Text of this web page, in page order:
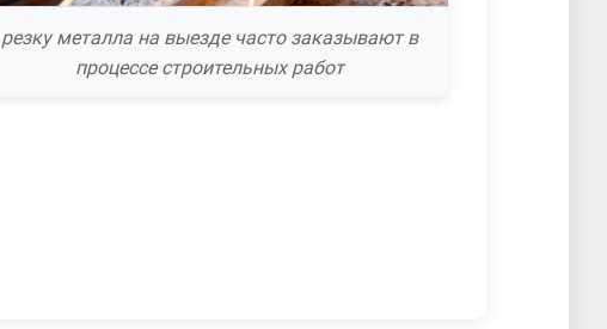
резку металла на выезде часто заказывают в
процессе строительных работ